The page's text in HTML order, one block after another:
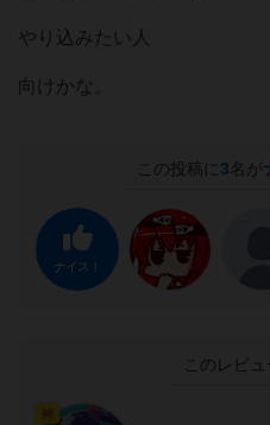
やり込みたい人
向けかな。
この投稿に 3名が
ナイス！
このレビ